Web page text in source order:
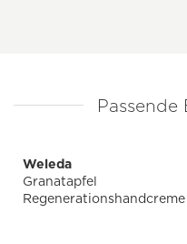
Weleda
Granatapfel
Regenerationshandcreme